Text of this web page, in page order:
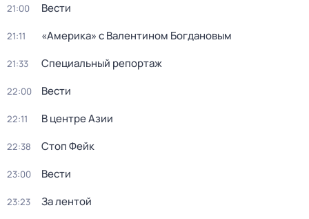
21:00 Вести
21:11 «Америка» с Валентином Богдановым
21:33 Специальный репортаж
22:00 Вести
22:11 В центре Азии
22:38 Стоп Фейк
23:00 Вести
23:23 За лентой